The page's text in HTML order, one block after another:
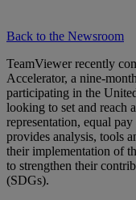
Back to the Newsroom
TeamViewer recently
Accelerator, a nine-
participating in the
looking to set and reach
representation, equal
provides analysis, tools
their implementation of
to strengthen their
(SDGs).